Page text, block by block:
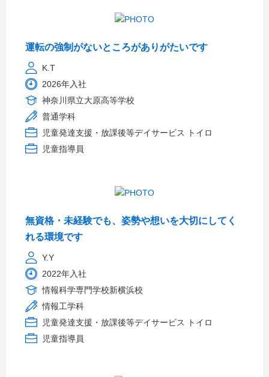
運転の強制がないところがありがたいです
K.T
2026年入社
神奈川県立大原高等学校
普通学科
児童発達支援・放課後等デイサービス トイロ
児童指導員
無資格・未経験でも、姿勢や想いを大切にしてく
れる環境です
Y.Y
2022年入社
情報科学専門学校新横浜校
情報工学科
児童発達支援・放課後等デイサービス トイロ
児童指導員